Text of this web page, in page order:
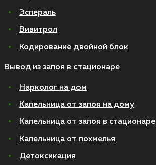
Эспераль
Вивитрол
Кодирование двойной блок
Вывод из запоя в стационаре
Нарколог на дом
Капельница от запоя на дому
Капельница от запоя в стационаре
Капельница от похмелья
Детоксикация